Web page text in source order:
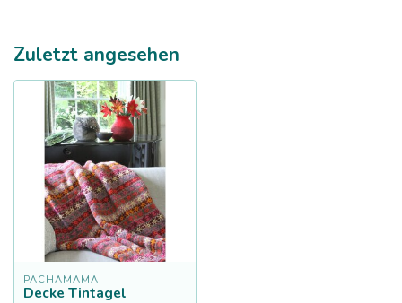
Zuletzt angesehen
PACHAMAMA
Decke Tintagel